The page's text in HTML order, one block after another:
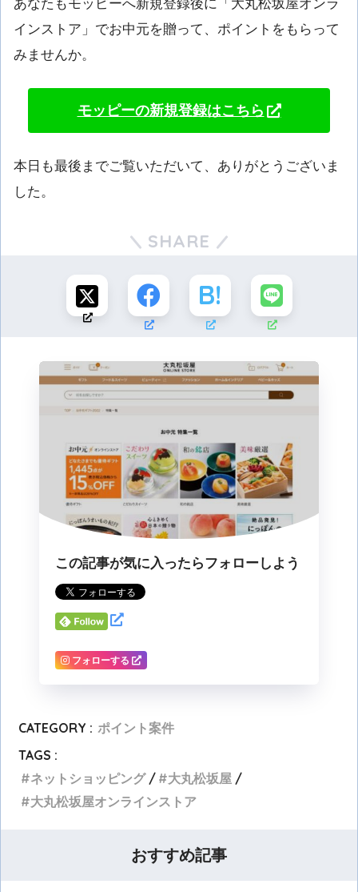
あなたもモッピーへ新規登録後に「大丸松坂屋オンラ
インストア」でお中元を贈って、ポイントをもらって
みませんか。
モッピーの新規登録はこちら
本日も最後までご覧いただいて、ありがとうございま
した。
SHARE
この記事が気に入ったらフォローしよう
フォローする
CATEGORY : ポイント案件
TAGS :
ネットショッピング
大丸松坂屋
大丸松坂屋オンラインストア
おすすめ記事